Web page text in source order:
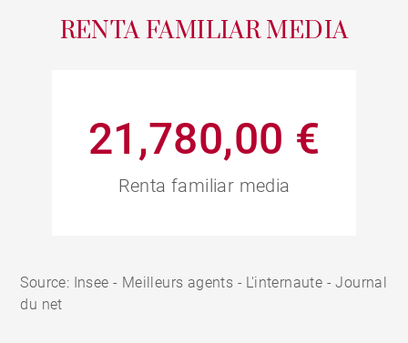
RENTA FAMILIAR MEDIA
21,780,00 €
Renta familiar media
Source: Insee - Meilleurs agents - L'internaute - Journal
du net